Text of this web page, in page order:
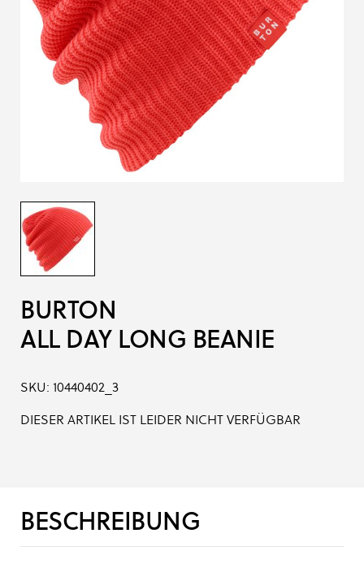
BURTON
ALL DAY LONG BEANIE
SKU: 10440402_3
DIESER ARTIKEL IST LEIDER NICHT VERFÜGBAR
BESCHREIBUNG